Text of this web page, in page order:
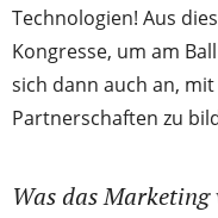
Technologien! Aus
Kongresse, um am
sich dann auch an,
Partnerschaften zu
Was das